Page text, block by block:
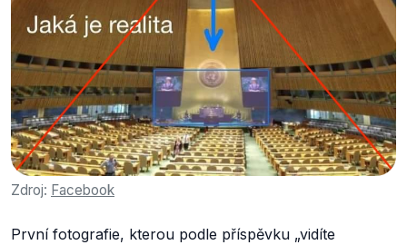
Zdroj: Facebook
První fotografie, kterou podle příspěvku „vidíte